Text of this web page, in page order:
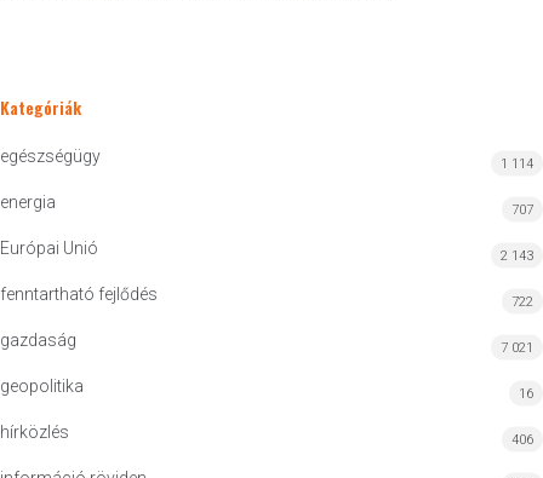
Kategóriák
egészségügy 1 114
energia 707
Európai Unió 2 143
fenntartható fejlődés 722
gazdaság 7 021
geopolitika 16
hírközlés 406